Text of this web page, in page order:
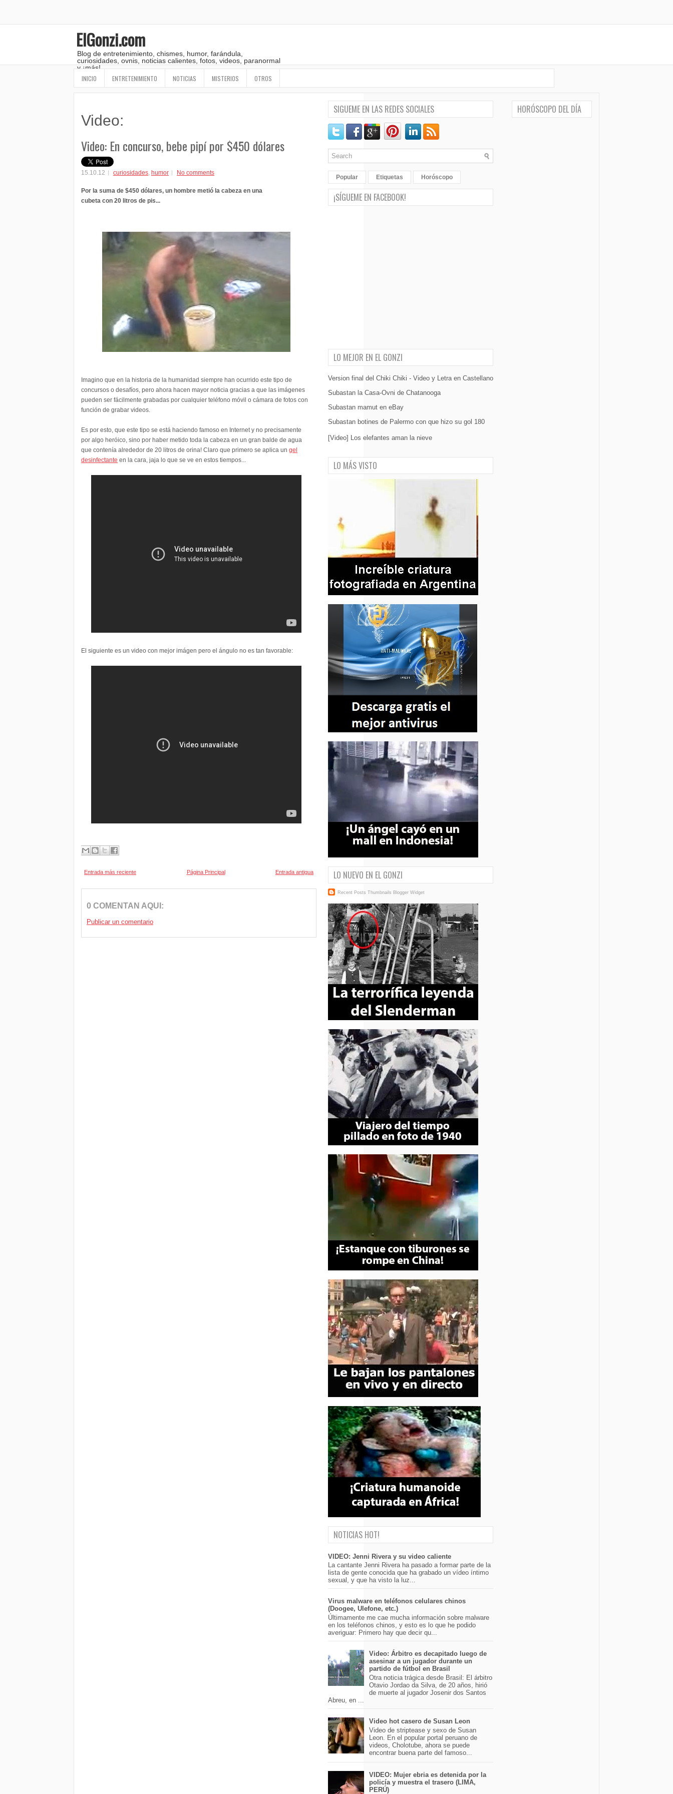
ElGonzi.com
Blog de entretenimiento, chismes, humor, farándula,
curiosidades, ovnis, noticias calientes, fotos, videos, paranormal
y ¡más!
INICIO ENTRETENIMIENTO NOTICIAS MISTERIOS OTROS
Video:
Video: En concurso, bebe pipí por $450 dólares
15.10.12 curiosidades, humor No comments
Por la suma de $450 dólares, un hombre metió la cabeza en una
cubeta con 20 litros de pis...
Imagino que en la historia de la humanidad siempre han ocurrido este tipo de
concursos o desafíos, pero ahora hacen mayor noticia gracias a que las imágenes
pueden ser fácilmente grabadas por cualquier teléfono móvil o cámara de fotos con
función de grabar videos.
Es por esto, que este tipo se está haciendo famoso en Internet y no precisamente
por algo heróico, sino por haber metido toda la cabeza en un gran balde de agua
que contenía alrededor de 20 litros de orina! Claro que primero se aplica un gel
desinfectante en la cara, jaja lo que se ve en estos tiempos...
El siguiente es un video con mejor imágen pero el ángulo no es tan favorable:
Entrada más reciente Entrada antigua
Página Principal
0 COMENTAN AQUI:
Publicar un comentario
SIGUEME EN LAS REDES SOCIALES
Popular Etiquetas Horóscopo
¡SÍGUEME EN FACEBOOK!
LO MEJOR EN EL GONZI
Version final del Chiki Chiki - Video y Letra en Castellano
Subastan la Casa-Ovni de Chatanooga
Subastan mamut en eBay
Subastan botines de Palermo con que hizo su gol 180
[Video] Los elefantes aman la nieve
LO MÁS VISTO
LO NUEVO EN EL GONZI
Recent Posts Thumbnails Blogger Widget
NOTICIAS HOT!
VIDEO: Jenni Rivera y su video caliente
La cantante Jenni Rivera ha pasado a formar parte de la
lista de gente conocida que ha grabado un vídeo íntimo
sexual, y que ha visto la luz...
Virus malware en teléfonos celulares chinos
(Doogee, Ulefone, etc.)
Últimamente me cae mucha información sobre malware
en los teléfonos chinos, y esto es lo que he podido
averiguar: Primero hay que decir qu...
Video: Árbitro es decapitado luego de
asesinar a un jugador durante un
partido de fútbol en Brasil
Otra noticia trágica desde Brasil: El árbitro
Otavio Jordao da Silva, de 20 años, hirió
de muerte al jugador Josenir dos Santos
Abreu, en ...
Video hot casero de Susan Leon
Video de striptease y sexo de Susan
Leon. En el popular portal peruano de
videos, Cholotube, ahora se puede
encontrar buena parte del famoso...
VIDEO: Mujer ebria es detenida por la
policía y muestra el trasero (LIMA,
PERÚ)
HORÓSCOPO DEL DÍA